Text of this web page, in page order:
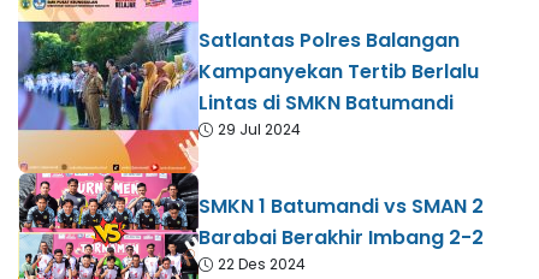
Satlantas Polres Balangan
Kampanyekan Tertib Berlalu
Lintas di SMKN Batumandi
29 Jul 2024
SMKN 1 Batumandi vs SMAN 2
Barabai Berakhir Imbang 2-2
22 Des 2024